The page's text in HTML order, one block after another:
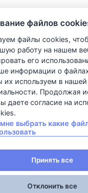
гр
руб.
Говядина
файлов
файлы cookies,
работу на нашем
его
информации о
их используем в нашей
Продолжая
даете согласие на
выбрать какие
Принять все
Отклонить все